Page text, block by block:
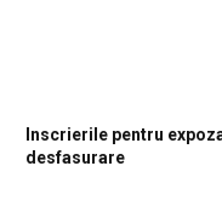
Inscrierile pentru
desfasurare